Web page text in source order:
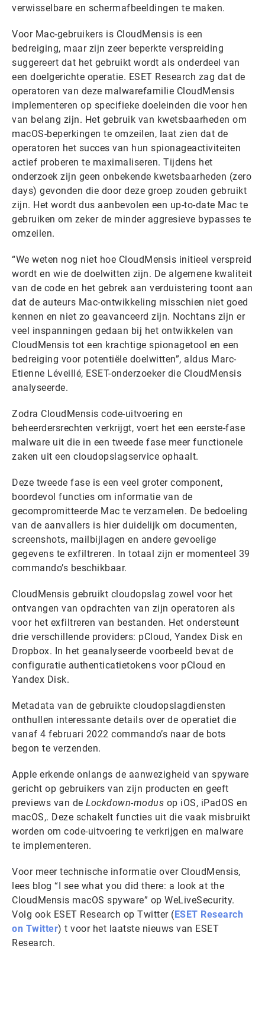
verwisselbare en schermafbeeldingen te maken.
Voor Mac-gebruikers is CloudMensis is een
bedreiging, maar zijn zeer beperkte verspreiding
suggereert dat het gebruikt wordt als onderdeel van
een doelgerichte operatie. ESET Research zag dat de
operatoren van deze malwarefamilie CloudMensis
implementeren op specifieke doeleinden die voor hen
van belang zijn. Het gebruik van kwetsbaarheden om
macOS-beperkingen te omzeilen, laat zien dat de
operatoren het succes van hun spionageactiviteiten
actief proberen te maximaliseren. Tijdens het
onderzoek zijn geen onbekende kwetsbaarheden (zero
days) gevonden die door deze groep zouden gebruikt
zijn. Het wordt dus aanbevolen een up-to-date Mac te
gebruiken om zeker de minder aggresieve bypasses te
omzeilen.
“We weten nog niet hoe CloudMensis initieel verspreid
wordt en wie de doelwitten zijn. De algemene kwaliteit
van de code en het gebrek aan verduistering toont aan
dat de auteurs Mac-ontwikkeling misschien niet goed
kennen en niet zo geavanceerd zijn. Nochtans zijn er
veel inspanningen gedaan bij het ontwikkelen van
CloudMensis tot een krachtige spionagetool en een
bedreiging voor potentiële doelwitten”, aldus Marc-
Etienne Léveillé, ESET-onderzoeker die CloudMensis
analyseerde.
Zodra CloudMensis code-uitvoering en
beheerdersrechten verkrijgt, voert het een eerste-fase
malware uit die in een tweede fase meer functionele
zaken uit een cloudopslagservice ophaalt.
Deze tweede fase is een veel groter component,
boordevol functies om informatie van de
gecompromitteerde Mac te verzamelen. De bedoeling
van de aanvallers is hier duidelijk om documenten,
screenshots, mailbijlagen en andere gevoelige
gegevens te exfiltreren. In totaal zijn er momenteel 39
commando’s beschikbaar.
CloudMensis gebruikt cloudopslag zowel voor het
ontvangen van opdrachten van zijn operatoren als
voor het exfiltreren van bestanden. Het ondersteunt
drie verschillende providers: pCloud, Yandex Disk en
Dropbox. In het geanalyseerde voorbeeld bevat de
configuratie authenticatietokens voor pCloud en
Yandex Disk.
Metadata van de gebruikte cloudopslagdiensten
onthullen interessante details over de operatiet die
vanaf 4 februari 2022 commando’s naar de bots
begon te verzenden.
Apple erkende onlangs de aanwezigheid van spyware
gericht op gebruikers van zijn producten en geeft
previews van de Lockdown-modus op iOS, iPadOS en
macOS,. Deze schakelt functies uit die vaak misbruikt
worden om code-uitvoering te verkrijgen en malware
te implementeren.
Voor meer technische informatie over CloudMensis,
lees blog “I see what you did there: a look at the
CloudMensis macOS spyware” op WeLiveSecurity.
Volg ook ESET Research op Twitter (ESET Research
on Twitter) t voor het laatste nieuws van ESET
Research.